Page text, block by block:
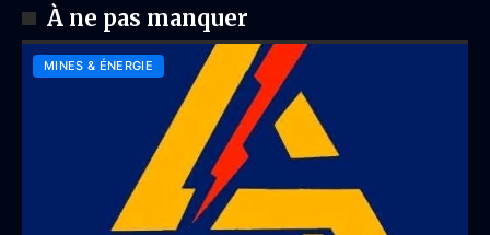
À ne pas manquer
MINES & ÉNERGIE